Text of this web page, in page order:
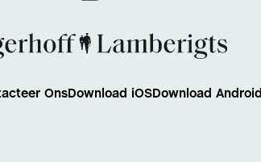
OnsDownload iOSDownload Android